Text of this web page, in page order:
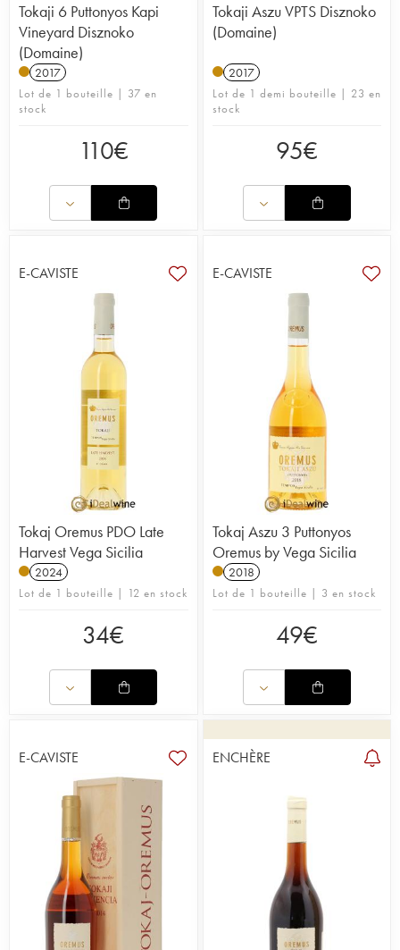
Tokaji 6 Puttonyos Kapi
Vineyard Disznoko
(Domaine)
2017
Lot de 1 bouteille | 37 en
stock
110€
Tokaji Aszu VPTS Disznoko
(Domaine)
2017
Lot de 1 demi bouteille | 23 en
stock
95€
E-CAVISTE
Tokaj Oremus PDO Late
Harvest Vega Sicilia
2024
Lot de 1 bouteille | 12 en stock
34€
E-CAVISTE
Tokaj Aszu 3 Puttonyos
Oremus by Vega Sicilia
2018
Lot de 1 bouteille | 3 en stock
49€
E-CAVISTE ENCHÈRE